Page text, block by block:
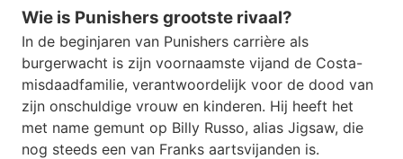
Wie is Punishers grootste rivaal?
In de beginjaren van Punishers carrière als
burgerwacht is zijn voornaamste vijand de Costa-
misdaadfamilie, verantwoordelijk voor de dood van
zijn onschuldige vrouw en kinderen. Hij heeft het
met name gemunt op Billy Russo, alias Jigsaw, die
nog steeds een van Franks aartsvijanden is.